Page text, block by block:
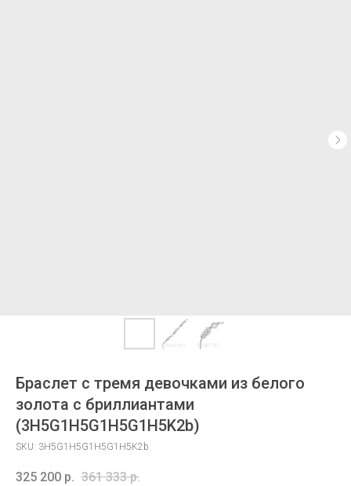
Браслет с тремя девочками из белого
золота с бриллиантами
(3H5G1H5G1H5G1H5K2b)
SKU: 3H5G1H5G1H5G1H5K2b
325 200 р. 361 333 р.